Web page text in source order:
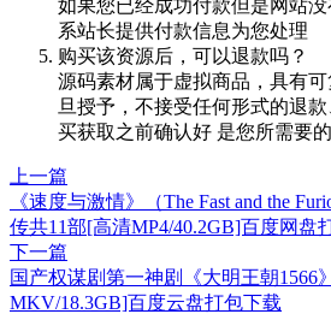
如果您已经成功付款但是网站
系站长提供付款信息为您处理
购买该资源后，可以退款吗？
源码素材属于虚拟商品，具有
旦授予，不接受任何形式的退
买获取之前确认好 是您所需要
上一篇
《速度与激情》（The Fast and the
传共11部[高清MP4/40.2GB]百度网盘
下一篇
国产权谋剧第一神剧《大明王朝1566
MKV/18.3GB]百度云盘打包下载